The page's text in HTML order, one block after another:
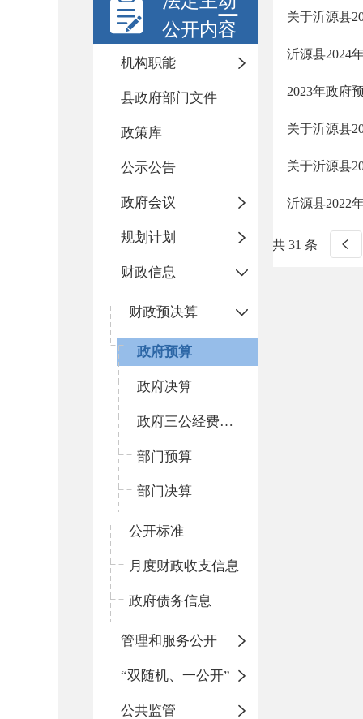
公开内容
机构职能
县政府部门文件
政策库
公示公告
政府会议
规划计划
财政信息
财政预决算
政府预算
政府决算
政府三公经费预决算
部门预算
部门决算
公开标准
月度财政收支信息
政府债务信息
管理和服务公开
“双随机、一公开”
公共监管
关于沂源县
沂源县2024
2023年政府
关于沂源县
关于沂源县
沂源县2022
共 31 条